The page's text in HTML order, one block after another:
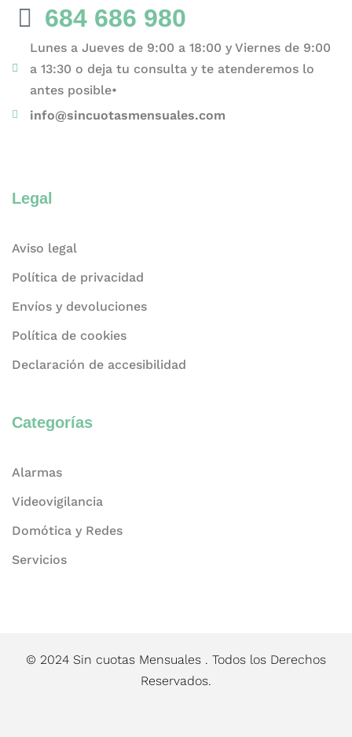
684 686 980
Lunes a Jueves de 9:00 a 18:00 y Viernes de 9:00
a 13:30 o deja tu consulta y te atenderemos lo
antes posible•
info@sincuotasmensuales.com
Legal
Aviso legal
Política de privacidad
Envíos y devoluciones
Política de cookies
Declaración de accesibilidad
Categorías
Alarmas
Videovigilancia
Domótica y Redes
Servicios
© 2024 Sin cuotas Mensuales . Todos los Derechos
Reservados.